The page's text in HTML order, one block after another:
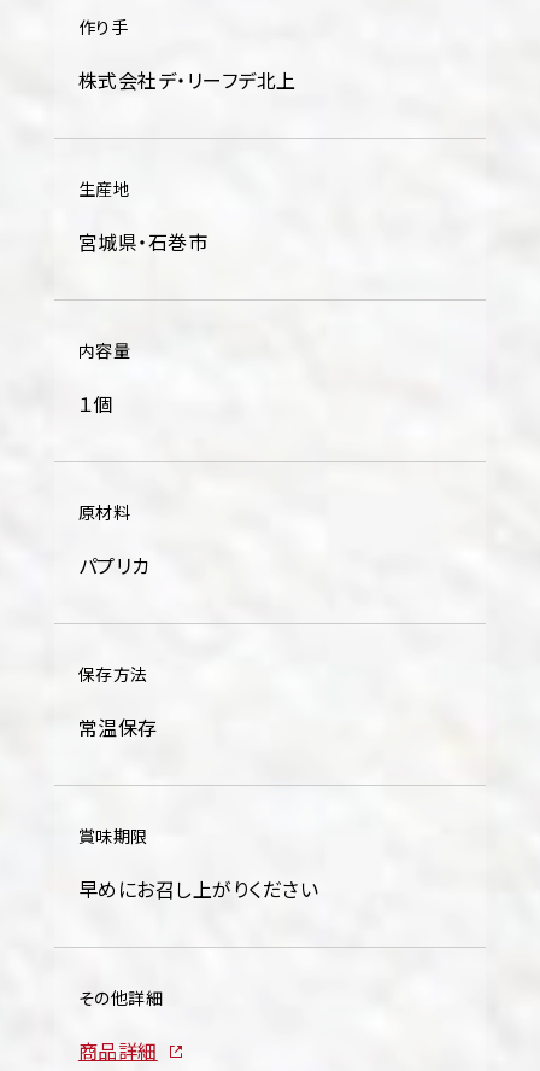
作り手
株式会社デ・リーフデ北上
生産地
宮城県・石巻市
内容量
１個
原材料
パプリカ
保存方法
常温保存
賞味期限
早めにお召し上がりください
その他詳細
商品詳細